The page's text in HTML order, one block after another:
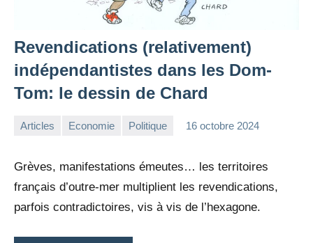
Revendications (relativement)
indépendantistes dans les Dom-
Tom: le dessin de Chard
Articles Economie Politique 16 octobre 2024
Grèves, manifestations émeutes… les territoires
français d’outre-mer multiplient les revendications,
parfois contradictoires, vis à vis de l’hexagone.